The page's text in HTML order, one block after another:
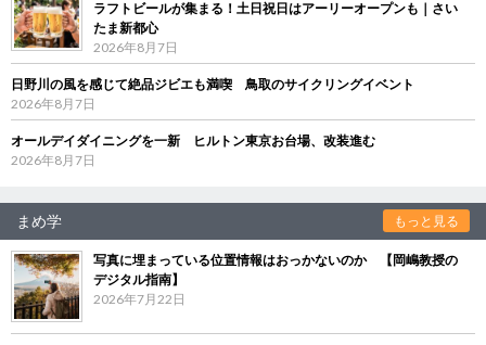
ラフトビールが集まる！土日祝日はアーリーオープンも｜さい
たま新都心
2026年8月7日
日野川の風を感じて絶品ジビエも満喫 鳥取のサイクリングイベント
2026年8月7日
オールデイダイニングを一新 ヒルトン東京お台場、改装進む
2026年8月7日
まめ学 もっと見る
写真に埋まっている位置情報はおっかないのか 【岡嶋教授の
デジタル指南】
2026年7月22日